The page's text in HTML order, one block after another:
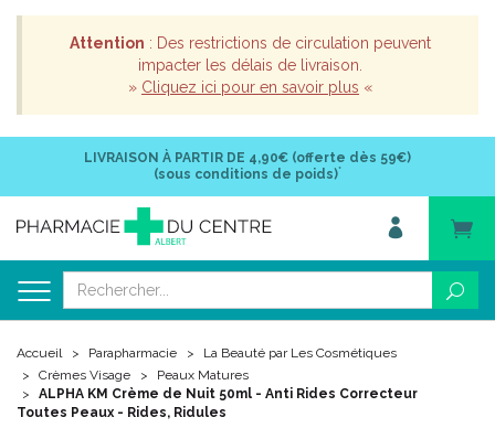
Attention : Des restrictions de circulation peuvent
impacter les délais de livraison.
» Cliquez ici pour en savoir plus «
LIVRAISON À PARTIR DE 4,90€ (offerte dès 59€)
(sous conditions de poids)*
Accueil Parapharmacie
La Beauté par Les Cosmétiques
Crèmes Visage
Peaux Matures
ALPHA KM Crème de Nuit 50ml - Anti Rides Correcteur
Toutes Peaux - Rides, Ridules